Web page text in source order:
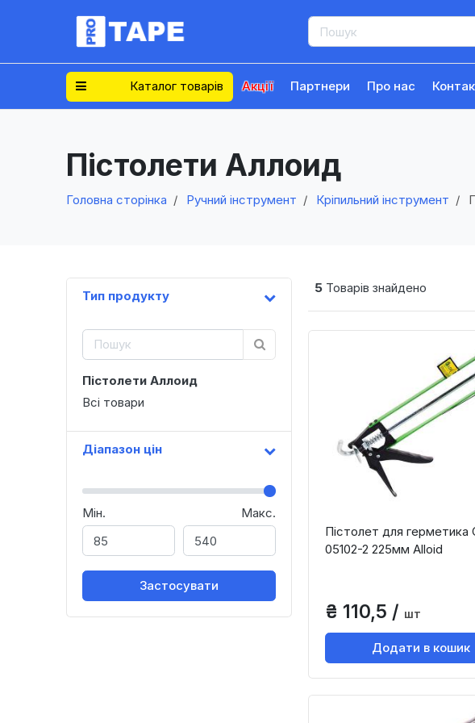
Каталог товарів Акції Партнери Про нас
Пістолети Аллоид
Головна сторінка Ручний інструмент Кріпильний інструмент
Тип продукту
Пістолети Аллоид
Всі товари
Діапазон цін
Мін. Макс.
Застосувати
5Товарів знайдено
Пістолет для герметика
05102-2 225мм Alloid
₴ 110,5 / шт
Додати в кошик